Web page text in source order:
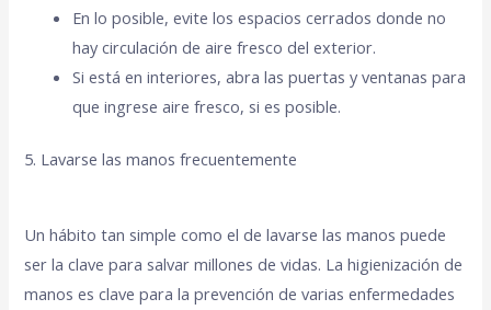
En lo posible, evite los espacios cerrados donde no
hay circulación de aire fresco del exterior.
Si está en interiores, abra las puertas y ventanas para
que ingrese aire fresco, si es posible.
5. Lavarse las manos frecuentemente
Un hábito tan simple como el de lavarse las manos puede
ser la clave para salvar millones de vidas. La higienización de
manos es clave para la prevención de varias enfermedades